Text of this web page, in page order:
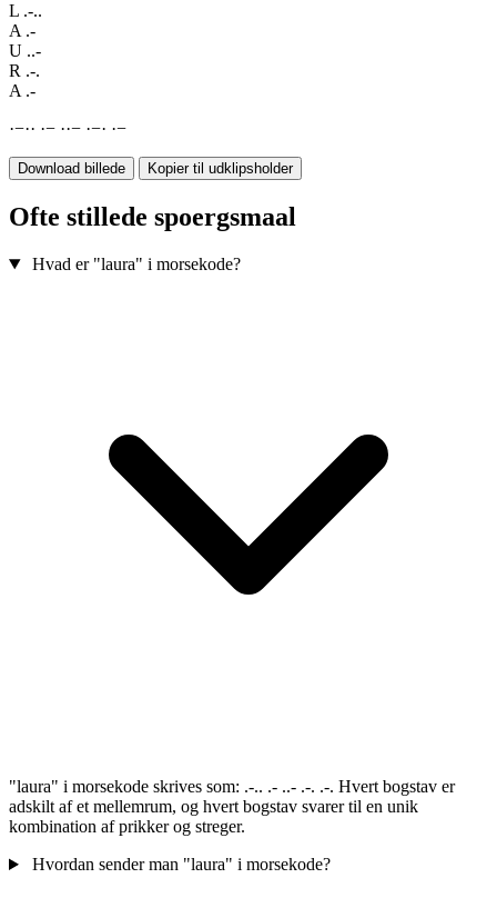
L .-..
A .-
U ..-
R .-.
A .-
·−·· ·− ··− ·−· ·−
Download billede Kopier til udklipsholder
Ofte stillede spoergsmaal
Hvad er "laura" i morsekode?
"laura" i morsekode skrives som: .-.. .- ..- .-. .-. Hvert bogstav er
adskilt af et mellemrum, og hvert bogstav svarer til en unik
kombination af prikker og streger.
Hvordan sender man "laura" i morsekode?